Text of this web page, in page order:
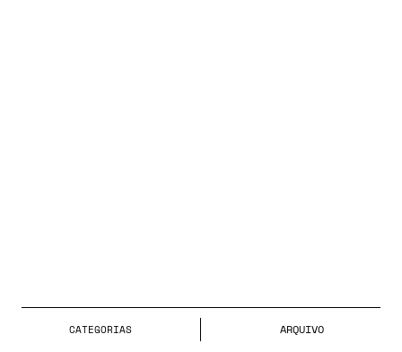
ARQUIVO
CATEGORIAS